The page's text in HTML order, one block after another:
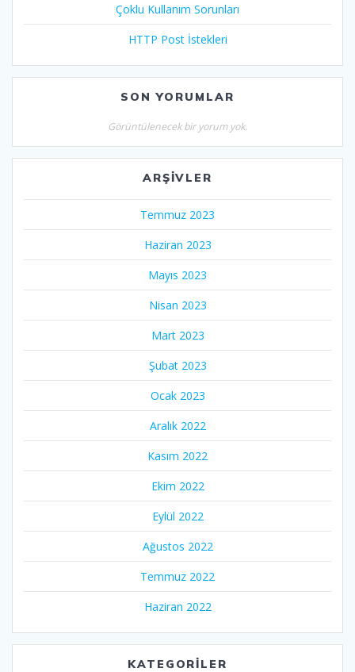
Çoklu Kullanım Sorunları
HTTP Post İstekleri
SON YORUMLAR
Görüntülenecek bir yorum yok.
ARŞIVLER
Temmuz 2023
Haziran 2023
Mayıs 2023
Nisan 2023
Mart 2023
Şubat 2023
Ocak 2023
Aralık 2022
Kasım 2022
Ekim 2022
Eylül 2022
Ağustos 2022
Temmuz 2022
Haziran 2022
KATEGORILER